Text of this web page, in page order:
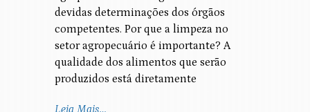
devidas determinações dos órgãos
competentes. Por que a limpeza no
setor agropecuário é importante? A
qualidade dos alimentos que serão
produzidos está diretamente
Leia Mais…